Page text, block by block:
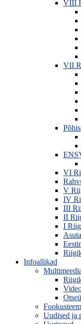
VIII
VII
VI
V
IV
III
II
I
Infoallikad
Uudised ja